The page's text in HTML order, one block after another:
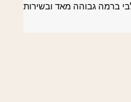
ברמה גבוהה מאד ובשירות